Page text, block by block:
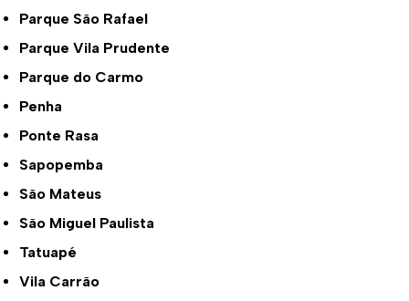
Parque São Rafael
Parque Vila Prudente
Parque do Carmo
Penha
Ponte Rasa
Sapopemba
São Mateus
São Miguel Paulista
Tatuapé
Vila Carrão